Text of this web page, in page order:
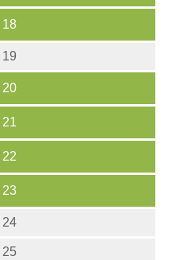
18
19
20
21
22
23
24
25